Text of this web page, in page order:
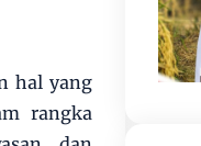
hal yang
rangka